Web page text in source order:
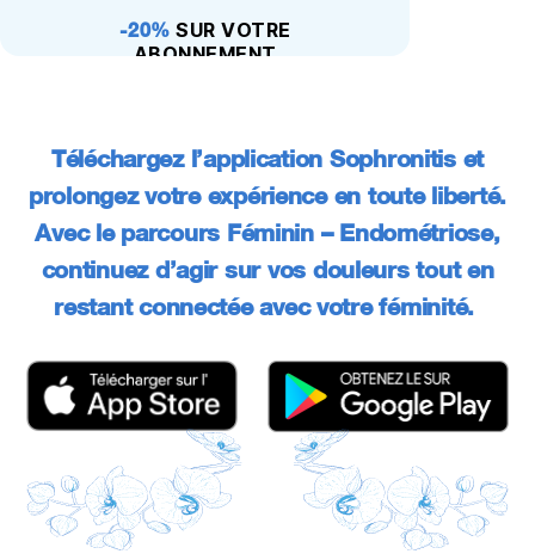
-20% SUR VOTRE
ABONNEMENT
Téléchargez l’application Sophronitis et
prolongez votre expérience en toute liberté.
Avec le parcours Féminin – Endométriose,
continuez d’agir sur vos douleurs tout en
restant connectée avec votre féminité.